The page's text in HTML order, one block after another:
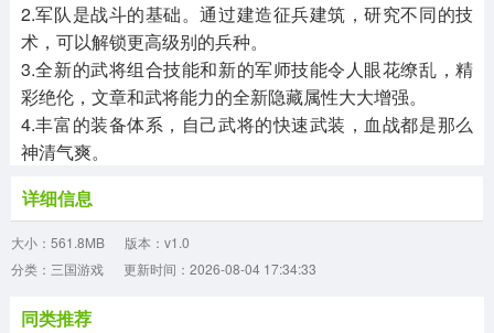
2.军队是战斗的基础。通过建造征兵建筑，研究不同的技
术，可以解锁更高级别的兵种。
3.全新的武将组合技能和新的军师技能令人眼花缭乱，精
彩绝伦，文章和武将能力的全新隐藏属性大大增强。
4.丰富的装备体系，自己武将的快速武装，血战都是那么
神清气爽。
详细信息
大小：561.8MB
版本：v1.0
分类：三国游戏
更新时间：2026-08-04 17:34:33
同类推荐